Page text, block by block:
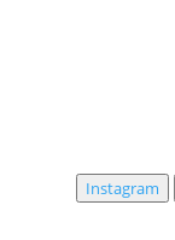
Instagram